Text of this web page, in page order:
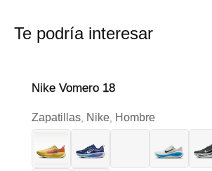
Te podría interesar
Nike Vomero 18
Zapatillas Nike Hombre